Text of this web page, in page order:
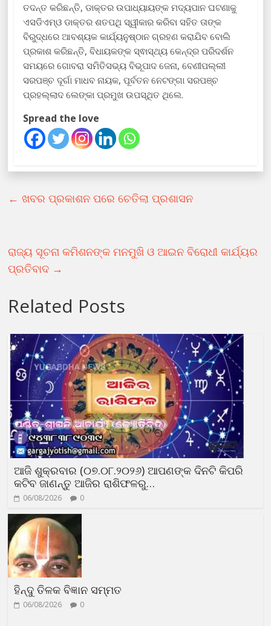
ତଦନ୍ତ କରିଛନ୍ତି, ଡାକ୍ତର ଉପାଧ୍ୟାୟଙ୍କ ମଦ୍ୟପାନ ଘଟଣାକୁ
ଏସଡିଏମ୍ଓ ଡାକ୍ତର ଶତପଥି ସ୍ୱୀକାର କରିବା ସହିତ ତାଙ୍କ
ବିରୁଦ୍ଧରେ ଆବଶ୍ୟକ କାର୍ଯ୍ୟନୁଷ୍ଠାନ ଗ୍ରହଣ କରାଯିବ ବୋଲି
ପ୍ରକାଶ କରିଛନ୍ତି, ବିଧାୟକଙ୍କ ସ୍ଵାସ୍ଥ୍ୟ କେନ୍ଦ୍ର ପରିଦର୍ଶନ
ସମୟରେ ଗୋବରା ସମିତିସଭ୍ୟ ବିଭୂପାଦ ଜେନା, ବେଣୀପଲ୍ଲୀ
ସରପଞ୍ଚ ଦୂର୍ଗା ମାଧବ ନାୟକ, ପୂର୍ବତନ ନେଟଙ୍ଗା ସରପଞ୍ଚ
ପ୍ରହଲ୍ଲାଦ ଲେଙ୍କା ପ୍ରମୁଖ ଉପସ୍ଥିତ ଥିଲେ.
Spread the love
← ଖବର ପ୍ରକାଶନ ପରେ ଚେତିଲା ପ୍ରଶାସନ
ରାଜ୍ୟ ସୂଚନା କମିଶନଙ୍କ ମନମୁଖି ଓ ଆଇନ ବିରୋଧୀ କାର୍ଯ୍ୟର
ପ୍ରତିବାଦ →
Related Posts
ଆଜି ଶୁକ୍ରବାର (୦୭.୦୮.୨୦୨୬) ଆପଣଙ୍କ ଦିନଟି କିପରି
କଟିବ ଜାଣନ୍ତୁ ଆଜିର ରାଶିଫଳରୁ…
06/08/2026 0
ହିନ୍ଦୁ ତିଳକ ବିଜ୍ଞାନ ସମ୍ମତ
06/08/2026 0